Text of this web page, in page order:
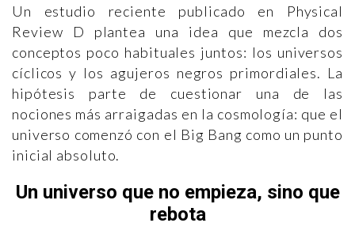
Un estudio reciente publicado en Physical
Review D plantea una idea que mezcla dos
conceptos poco habituales juntos: los universos
cíclicos y los agujeros negros primordiales. La
hipótesis parte de cuestionar una de las
nociones más arraigadas en la cosmología: que el
universo comenzó con el Big Bang como un punto
inicial absoluto.
Un universo que no empieza, sino que
rebota